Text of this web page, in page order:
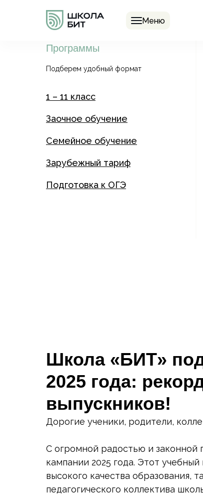
Меню
Подберем удобный формат
Программы
Подготовка к ОГЭ
Семейное обучение
Заочное обучение
1 – 11 класс
Зарубежный тариф
Школа «БИТ»
2025 года:
выпускников!
Дорогие ученики, родители,
С огромной радостью и законной
кампании 2025 года. Этот
высокого качества образования,
педагогического коллектива